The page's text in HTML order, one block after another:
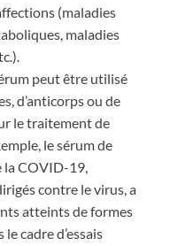
(maladies
maladies
peut être utilisé
d’anticorps ou de
le traitement de
le sérum de
la COVID-19,
contre le virus, a
atteints de formes
cadre d’essais